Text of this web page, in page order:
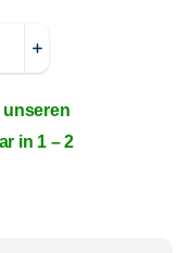
unseren
in 1 – 2